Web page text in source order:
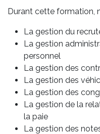
Durant cette formation,
La gestion du
La gestion
personnel
La gestion des
La gestion des
La gestion des
La gestion de la
la paie
La gestion des